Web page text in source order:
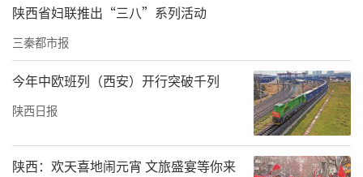
陕西省妇联推出“三八”系列活动
三秦都市报
今年中欧班列（西安）开行突破千列
陕西日报
陕西：欢天喜地闹元宵 文旅盛宴等你来